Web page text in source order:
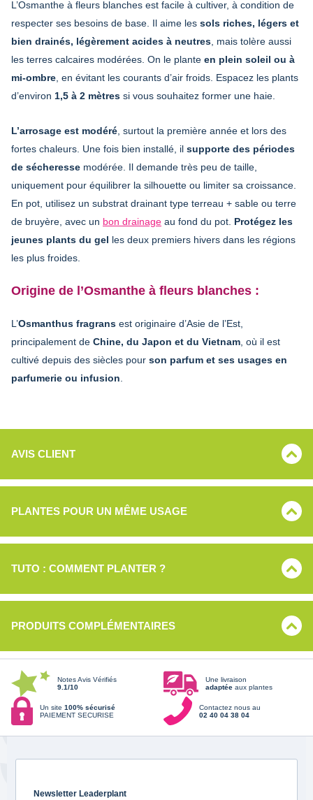
L’Osmanthe à fleurs blanches est facile à cultiver, à condition de
respecter ses besoins de base. Il aime les sols riches, légers et
bien drainés, légèrement acides à neutres , mais tolère aussi
les terres calcaires modérées. On le plante en plein soleil ou à
mi-ombre , en évitant les courants d’air froids. Espacez les plants
d’environ 1,5 à 2 mètres si vous souhaitez former une haie.
L’arrosage est modéré , surtout la première année et lors des
fortes chaleurs. Une fois bien installé, il supporte des périodes
de sécheresse modérée. Il demande très peu de taille,
uniquement pour équilibrer la silhouette ou limiter sa croissance.
En pot, utilisez un substrat drainant type terreau + sable ou terre
de bruyère, avec un bon drainage au fond du pot. Protégez les
jeunes plants du gel les deux premiers hivers dans les régions
les plus froides.
Origine de l’Osmanthe à fleurs blanches :
L’Osmanthus fragrans est originaire d’Asie de l’Est,
principalement de Chine, du Japon et du Vietnam , où il est
cultivé depuis des siècles pour son parfum et ses usages en
parfumerie ou infusion
AVIS CLIENT
PLANTES POUR UN MÊME USAGE
TUTO : COMMENT PLANTER ?
PRODUITS COMPLÉMENTAIRES
Notes Avis Vérifiés
9.1/10
Une livraison
adaptée aux plantes
Un site 100% sécurisé
PAIEMENT SECURISE
Contactez nous au
02 40 04 38 04
Newsletter Leaderplant